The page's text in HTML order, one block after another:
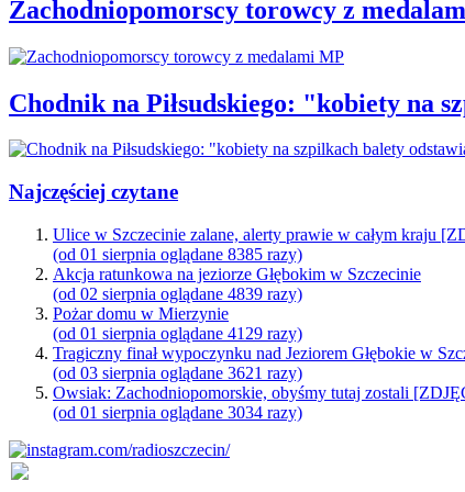
Zachodniopomorscy torowcy z
Chodnik na Piłsudskiego: "kobiety na
Najczęściej czytane
Ulice w Szczecinie zalane, alerty prawie w całym kraju
(od 01 sierpnia oglądane 8385 razy)
Akcja ratunkowa na jeziorze Głębokim w Szczecinie
(od 02 sierpnia oglądane 4839 razy)
Pożar domu w Mierzynie
(od 01 sierpnia oglądane 4129 razy)
Tragiczny finał wypoczynku nad Jeziorem Głębokie w
(od 03 sierpnia oglądane 3621 razy)
Owsiak: Zachodniopomorskie, obyśmy tutaj zostali
(od 01 sierpnia oglądane 3034 razy)